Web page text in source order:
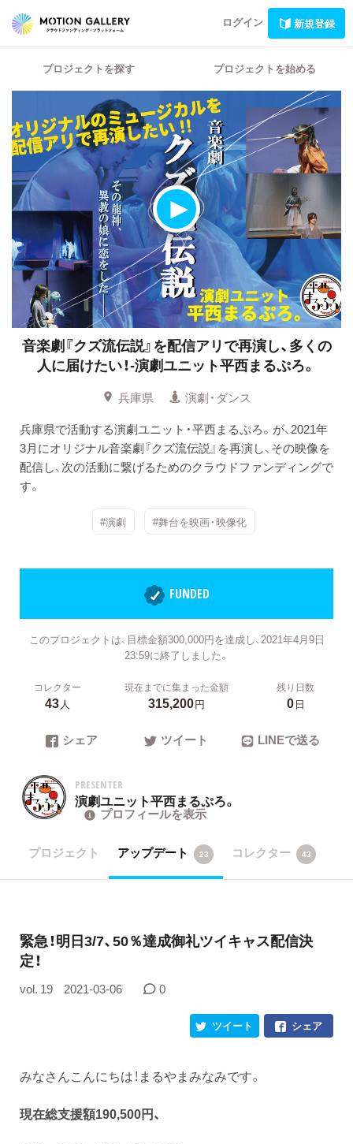
ログイン 新規登録
プロジェクトを探す プロジェクトを始める
音楽劇『クズ流伝説』を配信アリで再演し、多くの
人に届けたい！-演劇ユニット平西まるぷろ。
兵庫県
演劇・ダンス
兵庫県で活動する演劇ユニット・平西まるぷろ。が、2021年
3月にオリジナル音楽劇『クズ流伝説』を再演し、その映像を
配信し、次の活動に繋げるためのクラウドファンディングで
す。
#演劇 #舞台を映画・映像化
FUNDED
このプロジェクトは、目標金額300,000円を達成し、2021年4月9日
23:59に終了しました。
コレクター
43人
現在までに集まった金額
315,200円
残り日数
0日
シェア ツイート LINEで送る
PRESENTER
演劇ユニット平西まるぷろ。
プロフィールを表示
プロジェクト アップデート 23 コレクター 43
緊急！明日3/7、50％達成御礼ツイキャス配信決
定！
vol. 19 2021-03-06 0
シェア
ツイート
みなさんこんにちは！まるやまみなみです。
現在総支援額190,500円、